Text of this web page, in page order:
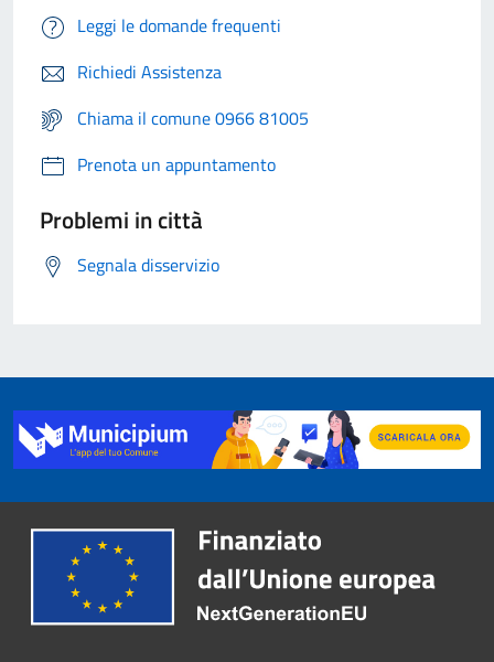
Leggi le domande frequenti
Richiedi Assistenza
Chiama il comune 0966 81005
Prenota un appuntamento
Problemi in città
Segnala disservizio